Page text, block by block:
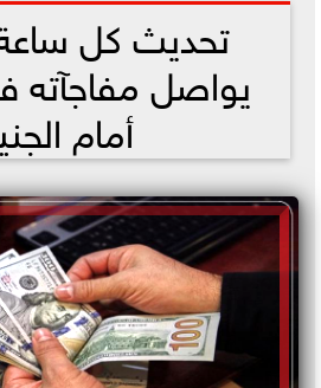
تحديث كل ساعة:
يواصل مفاجآته
أمام